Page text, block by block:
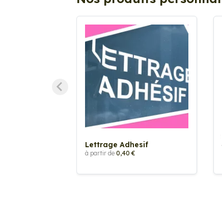
Lettrage Adhesif
à partir de 0,40 €